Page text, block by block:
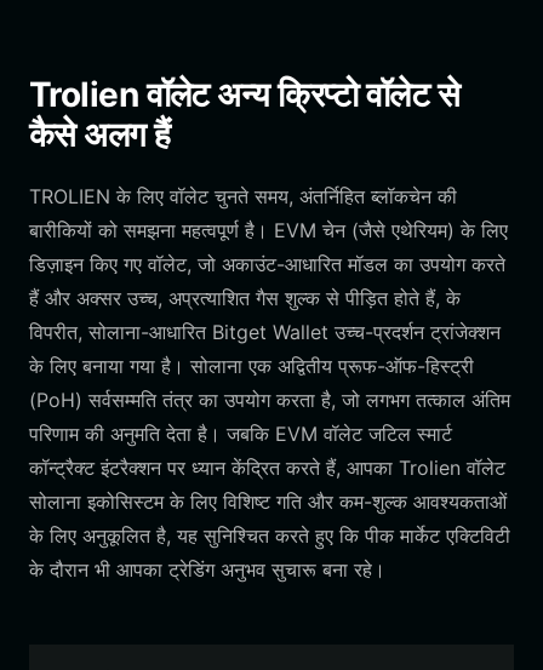
Trolien वॉलेट अन्य क्रिप्टो वॉलेट से
कैसे अलग हैं
TROLIEN के लिए वॉलेट चुनते समय, अंतर्निहित ब्लॉकचेन की
बारीकियों को समझना महत्वपूर्ण है। EVM चेन (जैसे एथेरियम) के लिए
डिज़ाइन किए गए वॉलेट, जो अकाउंट-आधारित मॉडल का उपयोग करते
हैं और अक्सर उच्च, अप्रत्याशित गैस शुल्क से पीड़ित होते हैं, के
विपरीत, सोलाना-आधारित Bitget Wallet उच्च-प्रदर्शन ट्रांजेक्शन
के लिए बनाया गया है। सोलाना एक अद्वितीय प्रूफ-ऑफ-हिस्ट्री
(PoH) सर्वसम्मति तंत्र का उपयोग करता है, जो लगभग तत्काल अंतिम
परिणाम की अनुमति देता है। जबकि EVM वॉलेट जटिल स्मार्ट
कॉन्ट्रैक्ट इंटरैक्शन पर ध्यान केंद्रित करते हैं, आपका Trolien वॉलेट
सोलाना इकोसिस्टम के लिए विशिष्ट गति और कम-शुल्क आवश्यकताओं
के लिए अनुकूलित है, यह सुनिश्चित करते हुए कि पीक मार्केट एक्टिविटी
के दौरान भी आपका ट्रेडिंग अनुभव सुचारू बना रहे।